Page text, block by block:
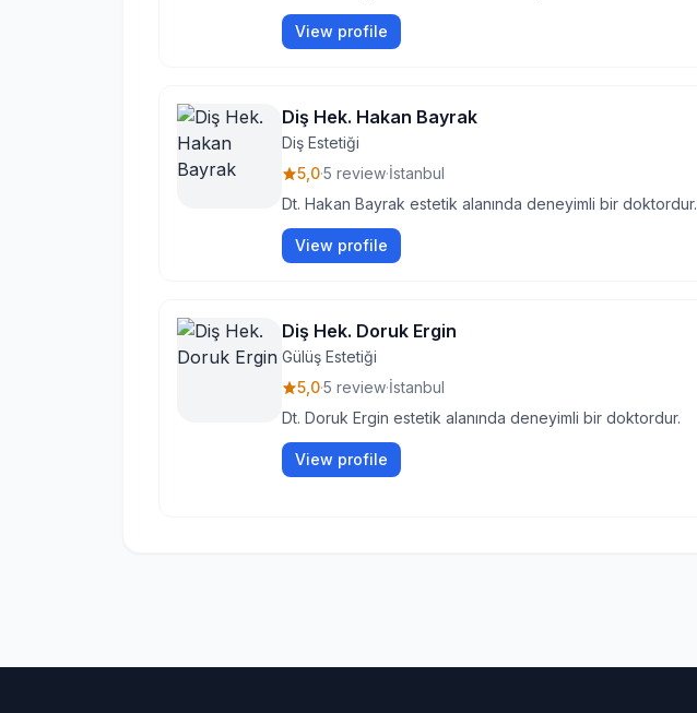
View profile
Diş Hek. Hakan Bayrak
Diş Estetiği
5,0·5 review·İstanbul
Dt. Hakan Bayrak estetik alanında deneyimli bir doktordur.
View profile
Diş Hek. Doruk Ergin
Gülüş Estetiği
5,0·5 review·İstanbul
Dt. Doruk Ergin estetik alanında deneyimli bir doktordur.
View profile